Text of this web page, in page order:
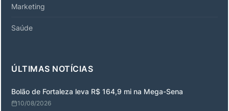
Marketing
Saúde
ÚLTIMAS NOTÍCIAS
Bolão de Fortaleza leva R$ 164,9 mi na Mega-Sena
10/08/2026